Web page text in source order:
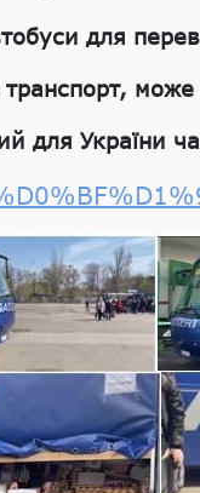
для
для України